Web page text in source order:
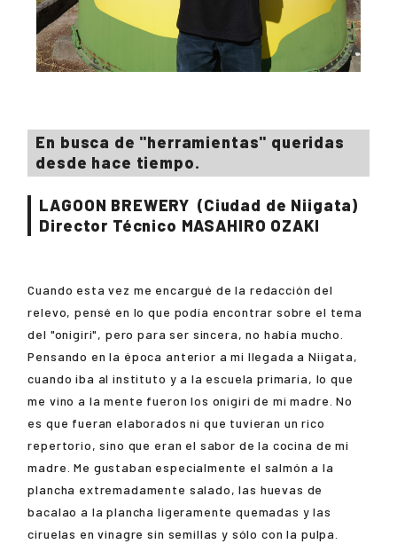
En busca de "herramientas" queridas
desde hace tiempo.
LAGOON BREWERY (Ciudad de Niigata)
Director Técnico MASAHIRO OZAKI
Cuando esta vez me encargué de la redacción del
relevo, pensé en lo que podía encontrar sobre el tema
del "onigiri", pero para ser sincera, no había mucho.
Pensando en la época anterior a mi llegada a Niigata,
cuando iba al instituto y a la escuela primaria, lo que
me vino a la mente fueron los onigiri de mi madre. No
es que fueran elaborados ni que tuvieran un rico
repertorio, sino que eran el sabor de la cocina de mi
madre. Me gustaban especialmente el salmón a la
plancha extremadamente salado, las huevas de
bacalao a la plancha ligeramente quemadas y las
ciruelas en vinagre sin semillas y sólo con la pulpa.